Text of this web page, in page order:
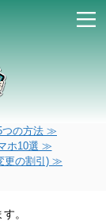
つの方法 ≫
ホ10選 ≫
更の割引) ≫
。